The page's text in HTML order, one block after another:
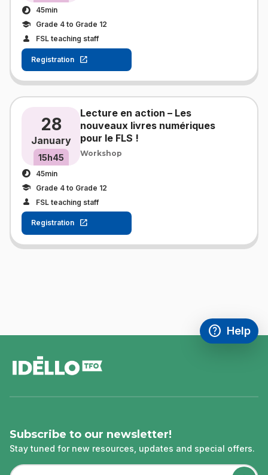
45min
Grade 4 to Grade 12
FSL teaching staff
Registration
28
January
15h45
Lecture en action – Les
nouveaux livres numériques
pour le FLS !
Workshop
45min
Grade 4 to Grade 12
FSL teaching staff
Registration
help
Access
Help
,This link
Subscribe to our newsletter!
Stay tuned for new resources, updates and special offers.